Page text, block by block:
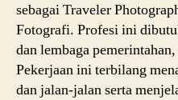
sebagai Traveler
Fotografi. Profesi ini
dan lembaga
Pekerjaan ini terbilang
dan jalan-jalan serta